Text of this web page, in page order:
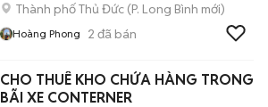
Thành phố Thủ Đức (P. Long Bình mới)
Hoàng Phong 2 đã bán
CHO THUÊ KHO CHỨA HÀNG TRONG
BÃI XE CONTERNER